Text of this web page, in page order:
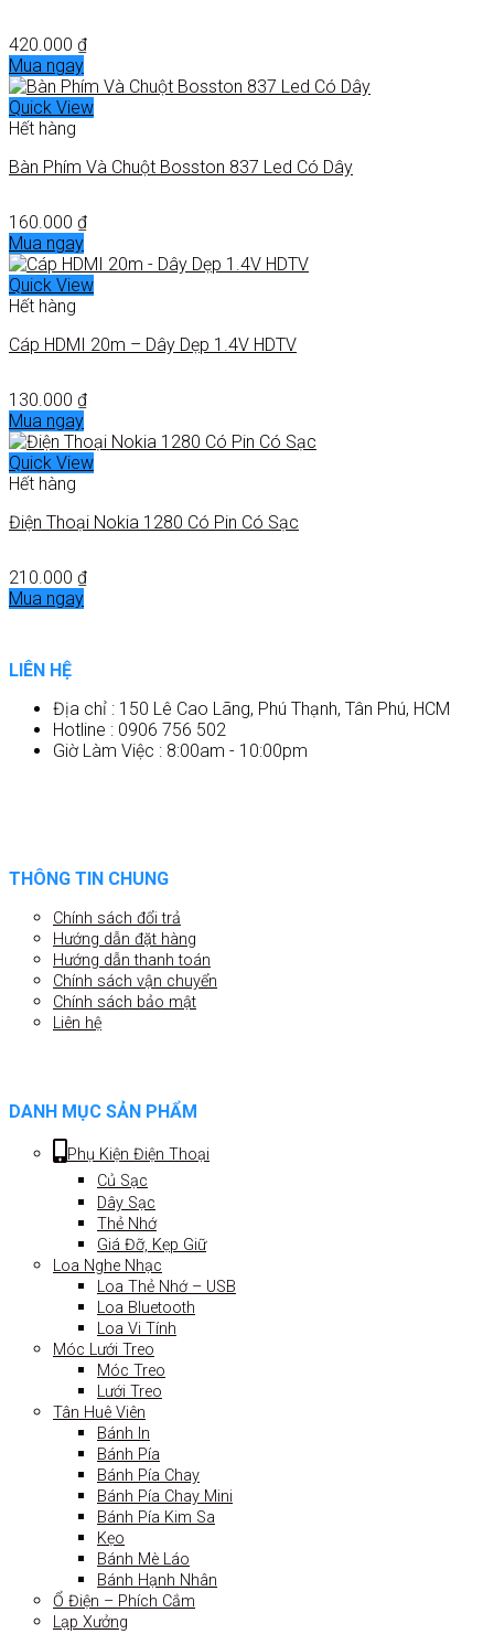
420.000 ₫
Mua ngay
Quick View
Hết hàng
Bàn Phím Và Chuột Bosston 837 Led Có Dây
160.000 ₫
Mua ngay
Quick View
Hết hàng
Cáp HDMI 20m – Dây Dẹp 1.4V HDTV
130.000 ₫
Mua ngay
Quick View
Hết hàng
Điện Thoại Nokia 1280 Có Pin Có Sạc
210.000 ₫
Mua ngay
LIÊN HỆ
Địa chỉ : 150 Lê Cao Lãng, Phú Thạnh, Tân Phú, HCM
Hotline : 0906 756 502
Giờ Làm Việc : 8:00am - 10:00pm
THÔNG TIN CHUNG
Chính sách đổi trả
Hướng dẫn đặt hàng
Hướng dẫn thanh toán
Chính sách vận chuyển
Chính sách bảo mật
Liên hệ
DANH MỤC SẢN PHẨM
Phụ Kiện Điện Thoại
Củ Sạc
Dây Sạc
Thẻ Nhớ
Giá Đỡ, Kẹp Giữ
Loa Nghe Nhạc
Loa Thẻ Nhớ – USB
Loa Bluetooth
Loa Vi Tính
Móc Lưới Treo
Móc Treo
Lưới Treo
Tân Huê Viên
Bánh In
Bánh Pía
Bánh Pía Chay
Bánh Pía Chay Mini
Bánh Pía Kim Sa
Kẹo
Bánh Mè Láo
Bánh Hạnh Nhân
Ổ Điện – Phích Cắm
Lạp Xưởng